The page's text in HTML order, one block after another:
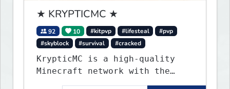
★ KRYPTICMC ★
92 10 #kitpvp #lifesteal
#pvp
#skyblock
#survival #cracked
KrypticMC is a high-quality
Minecraft network with the
BEST gamemodes you'll ever